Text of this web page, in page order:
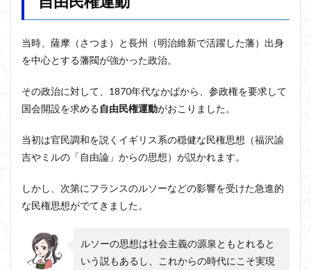
当時、薩摩（さつま）と長州（明治維新で活躍した藩）出身
を中心とする藩閥が強かった政治。
その政治に対して、1870年代なかばから、参政権を要求して
国会開設を求める自由民権運動がおこりました。
当初は官民調和を説くイギリス系の穏健な民権思想（福沢諭
吉やミルの「自由論」からの思想）が説かれます。
しかし、次第にフランスのルソーなどの影響を受けた急進的
な民権思想がでてきました。
ルソーの思想は社会主義の源泉ともとれると
いう説もあるし、これからの時代にこそ実現